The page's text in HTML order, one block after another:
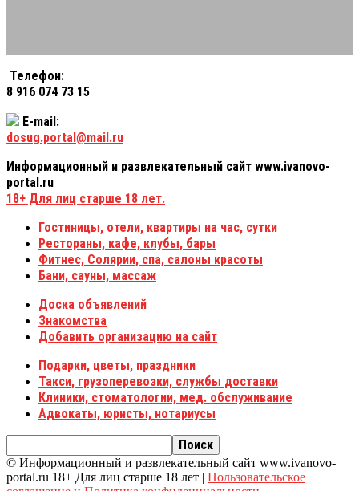
Телефон:
8 916 074 73 15
E-mail:
dosug.portal@mail.ru
Информационный и развлекательный сайт www.ivanovo-
portal.ru
18+ Для лиц старше 18 лет.
Гостиницы, отели, квартиры на час, сутки
Рестораны, кафе, клубы, бары
Фитнес, Солярии, спа, салоны красоты
Бани, сауны, массаж
Доска объявлений
Знакомства
Добавить организацию на сайт
Подарки, цветы, праздники
Такси, грузоперевозки, службы доставки
Клиники, стоматологии, мед. обслуживание
Адвокаты, юристы, нотариусы
© Информационный и развлекательный сайт www.ivanovo-
portal.ru 18+ Для лиц старше 18 лет | Пользовательское